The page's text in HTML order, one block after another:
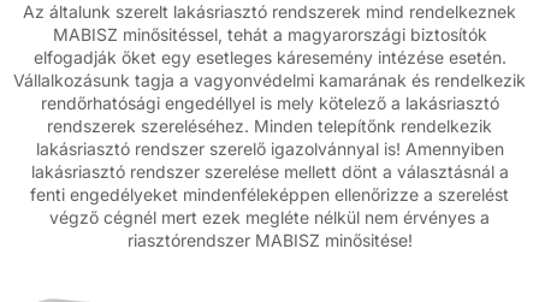
Az általunk szerelt lakásriasztó rendszerek mind rendelkeznek
MABISZ minősitéssel, tehát a magyarországi biztosítók
elfogadják őket egy esetleges káresemény intézése esetén.
Vállalkozásunk tagja a vagyonvédelmi kamarának és rendelkezik
rendőrhatósági engedéllyel is mely kötelező a lakásriasztó
rendszerek szereléséhez. Minden telepítőnk rendelkezik
lakásriasztó rendszer szerelő igazolvánnyal is! Amennyiben
lakásriasztó rendszer szerelése mellett dönt a választásnál a
fenti engedélyeket mindenféleképpen ellenőrizze a szerelést
végző cégnél mert ezek megléte nélkül nem érvényes a
riasztórendszer MABISZ minősitése!